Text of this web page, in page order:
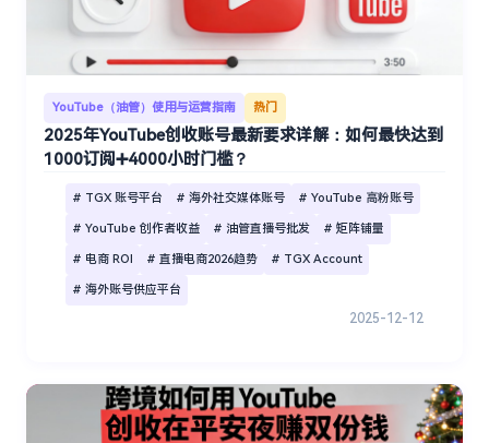
YouTube（油管）使用与运营指南 热门
2025年YouTube创收账号最新要求详解：如何最快达到
1000订阅➕4000小时门槛？
# TGX 账号平台 # 海外社交媒体账号 # YouTube 高粉账号
# YouTube 创作者收益 # 油管直播号批发 # 矩阵铺量
# 电商 ROI # 直播电商2026趋势 # TGX Account
# 海外账号供应平台
2025-12-12